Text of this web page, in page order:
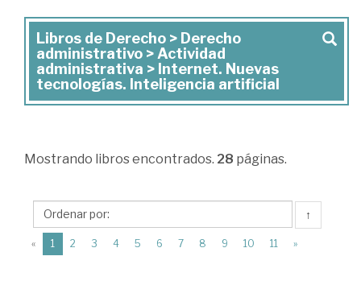
Libros
de
Derecho
administrativo
>
Actividad
administrativa
Libros de Derecho > Derecho
administrativo > Actividad
administrativa > Internet. Nuevas
tecnologías. Inteligencia artificial
Mostrando libros encontrados. 28 páginas.
↑
« 1 (current)
2 3 4 5 6 7 8 9 10 11 »